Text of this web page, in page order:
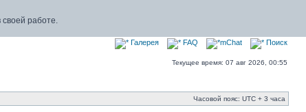
работе.
Галерея FAQ mChat Поиск
Текущее время: 07 авг 2026, 00:55
Часовой пояс: UTC + 3 часа